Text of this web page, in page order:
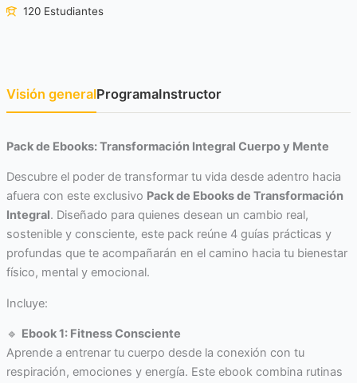
120 Estudiantes
Visión generalProgramaInstructor
Pack de Ebooks: Transformación Integral Cuerpo y Mente
Descubre el poder de transformar tu vida desde adentro hacia
afuera con este exclusivo Pack de Ebooks de Transformación
Integral. Diseñado para quienes desean un cambio real,
sostenible y consciente, este pack reúne 4 guías prácticas y
profundas que te acompañarán en el camino hacia tu bienestar
físico, mental y emocional.
Incluye:
🔹 Ebook 1: Fitness Consciente
Aprende a entrenar tu cuerpo desde la conexión con tu
respiración, emociones y energía. Este ebook combina rutinas